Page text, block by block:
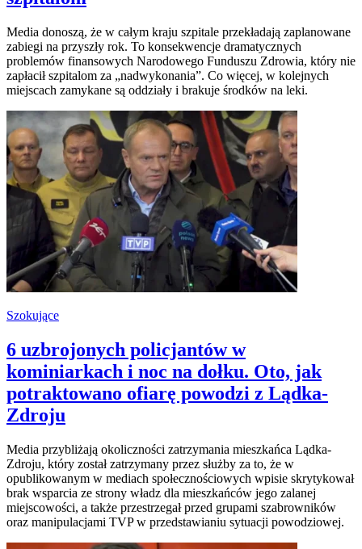
Media donoszą, że w całym kraju szpitale przekładają zaplanowane
zabiegi na przyszły rok. To konsekwencje dramatycznych
problemów finansowych Narodowego Funduszu Zdrowia, który nie
zapłacił szpitalom za „nadwykonania”. Co więcej, w kolejnych
miejscach zamykane są oddziały i brakuje środków na leki.
Szokujące
6 uzbrojonych policjantów w
kominiarkach i noc na dołku. Oto, jak
potraktowano ofiarę powodzi z Lądka-
Zdroju
Media przybliżają okoliczności zatrzymania mieszkańca Lądka-
Zdroju, który został zatrzymany przez służby za to, że w
opublikowanym w mediach społecznościowych wpisie skrytykował
brak wsparcia ze strony władz dla mieszkańców jego zalanej
miejscowości, a także przestrzegał przed grupami szabrowników
oraz manipulacjami TVP w przedstawianiu sytuacji powodziowej.